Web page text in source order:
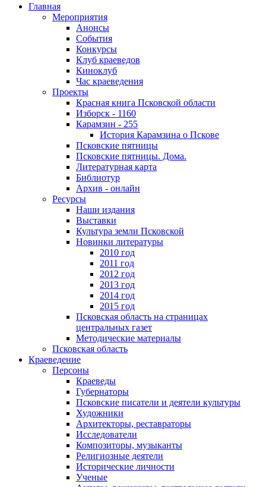
Главная
Мероприятия
Анонсы
События
Конкурсы
Клуб краеведов
Киноклуб
Час краеведения
Проекты
Красная книга Псковской области
Изборск - 1160
Карамзин - 255
История Карамзина о Пскове
Псковские пятницы
Псковские пятницы. Дома.
Литературная карта
Библиотур
Архив - онлайн
Ресурсы
Наши издания
Выставки
Культура земли Псковской
Новинки литературы
2010 год
2011 год
2012 год
2013 год
2014 год
2015 год
Псковская область на страницах
центральных газет
Методические материалы
Псковская область
Краеведение
Персоны
Краеведы
Губернаторы
Псковские писатели и деятели культуры
Художники
Архитекторы, реставраторы
Исследователи
Композиторы, музыканты
Религиозные деятели
Исторические личности
Ученые